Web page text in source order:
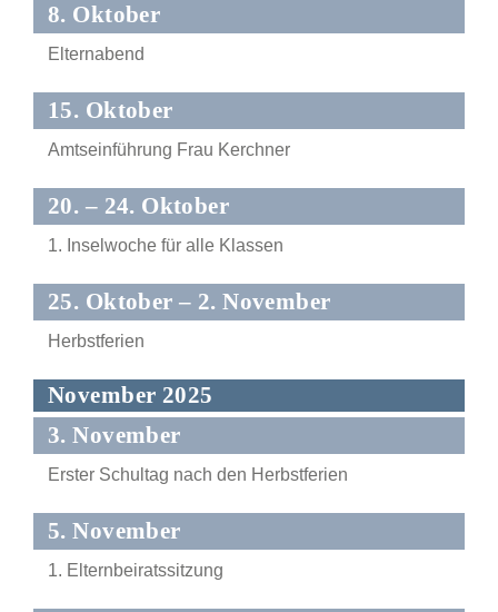
8. Oktober
Elternabend
15. Oktober
Amtseinführung Frau Kerchner
20. – 24. Oktober
1. Inselwoche für alle Klassen
25. Oktober – 2. November
Herbstferien
November 2025
3. November
Erster Schultag nach den Herbstferien
5. November
1. Elternbeiratssitzung